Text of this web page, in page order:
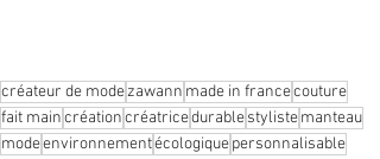
créateur de modezawann made in francecouture
fait maincréationcréatricedurablestylistemanteau
modeenvironnementécologiquepersonnalisable